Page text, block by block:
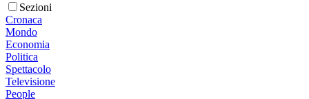
Sezioni
Cronaca
Mondo
Economia
Politica
Spettacolo
Televisione
People